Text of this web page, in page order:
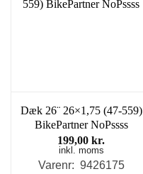
Dæk 26¨ 26×1,75 (47-559)
BikePartner NoPssss
199,00 kr.
inkl. moms
Varenr: 9426175